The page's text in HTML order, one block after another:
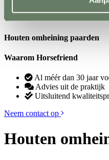
Houten omheining paarden
Waarom Horsefriend
Al méér dan 30 jaar
Advies uit de praktijk
Uitsluitend
Neem contact op
Houten